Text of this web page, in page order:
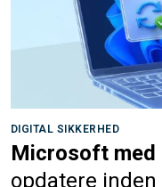
DIGITAL SIKKERHED
Microsoft med
opdatere